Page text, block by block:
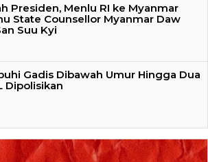
Presiden, Menlu RI ke Myanmar
State Counsellor Myanmar Daw
Suu Kyi
Gadis Dibawah Umur Hingga Dua
Dipolisikan